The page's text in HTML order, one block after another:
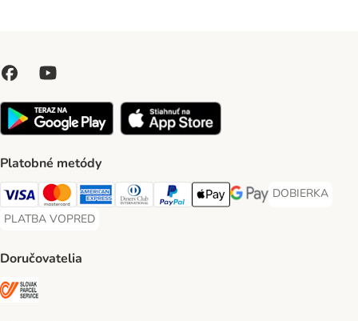
Platobné metódy
Visa Payment Method
Mastercard Payment Method
American Express Payment Method
Diners Club Payment Method
PayPal Payment Method
Apple Pay Payment Method
Google Pay Payment
DOBIERKA
DOBIERKA
PLATBA VOPRED
PLATBA VOPRED Payment Method
Doručovatelia